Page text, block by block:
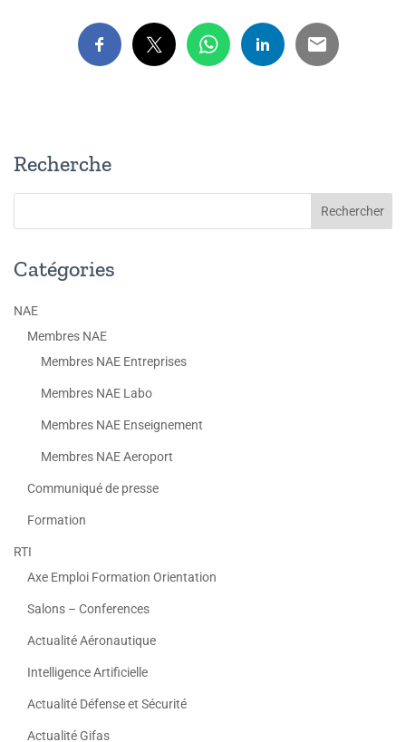
Recherche
Catégories
NAE
Membres NAE
Membres NAE Entreprises
Membres NAE Labo
Membres NAE Enseignement
Membres NAE Aeroport
Communiqué de presse
Formation
RTI
Axe Emploi Formation Orientation
Salons – Conferences
Actualité Aéronautique
Intelligence Artificielle
Actualité Défense et Sécurité
Actualité Gifas